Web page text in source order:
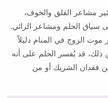
مشاعر القلق والخوف،
سياق الحلم ومشاعر الرائي.
موت الزوج في المنام دليلاً
ذلك، قد يُفسر الحلم على أنه
فقدان الشريك أو من